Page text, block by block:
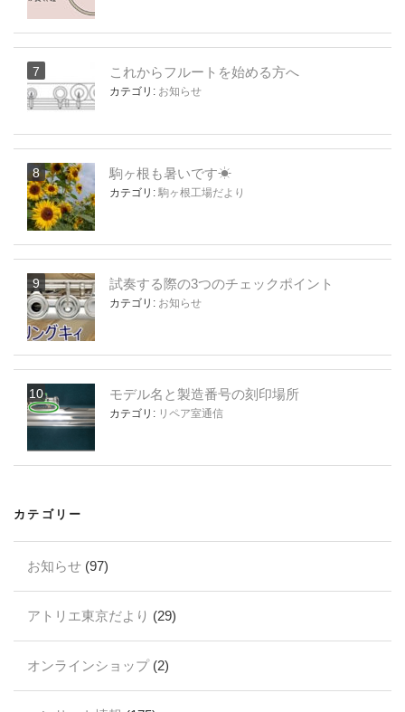
これからフルートを始める方へ
カテゴリ: お知らせ
駒ヶ根も暑いです☀
カテゴリ: 駒ヶ根工場だより
試奏する際の3つのチェックポイント
カテゴリ: お知らせ
モデル名と製造番号の刻印場所
カテゴリ: リペア室通信
カテゴリー
お知らせ (97)
アトリエ東京だより (29)
オンラインショップ(2)